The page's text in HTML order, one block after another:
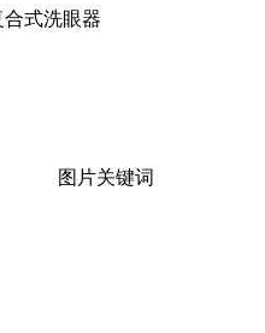
式洗眼器